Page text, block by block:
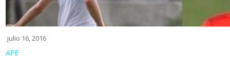
julio 16, 2016
AFE